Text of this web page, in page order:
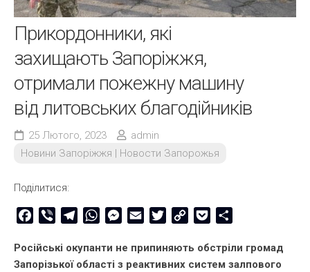
Прикордонники, які
захищають Запоріжжя,
отримали пожежну машину
від литовських благодійників
25 Лютого, 2023
admin
Новини Запоріжжя | Новости Запорожья
Поділитися:
Facebook
Viber TelegramWhatsAppMessenger
Email TwitterCopy
Pocket
Російські окупанти не припиняють обстріли громад
Запорізької області з реактивних систем залпового